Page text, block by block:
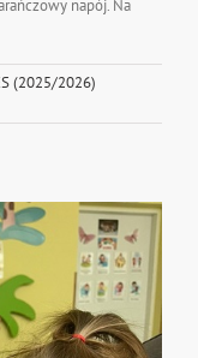
napój. Na
(2025/2026)